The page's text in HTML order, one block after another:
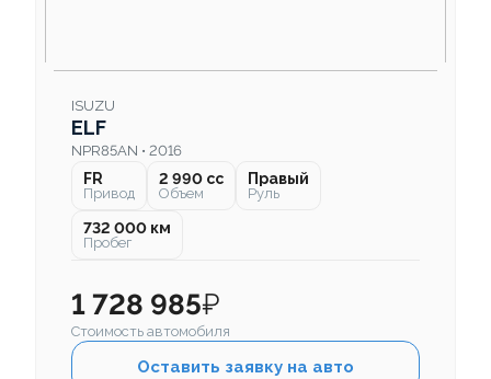
ISUZU
ELF
NPR85AN • 2016
FR
Привод
2 990 cc
Объем
Правый
Руль
732 000 км
Пробег
1 728 985₽
Стоимость автомобиля
Оставить заявку на авто